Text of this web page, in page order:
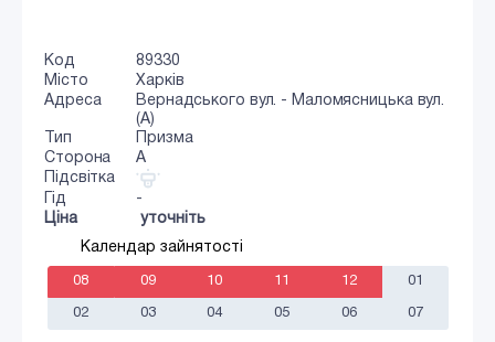
Код
89330
Місто
Харків
Адреса
Вернадського вул. - Маломясницька вул.
(А)
Тип
Призма
Сторона
A
Підсвітка
Гід
-
Ціна
уточніть
Календар зайнятості
08 09 10 11 12 01
02 03 04 05 06 07